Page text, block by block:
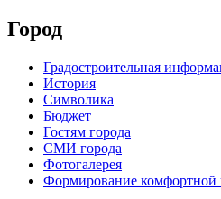
Город
Градостроительная
История
Символика
Бюджет
Гостям города
СМИ города
Фотогалерея
Формирование комфортной